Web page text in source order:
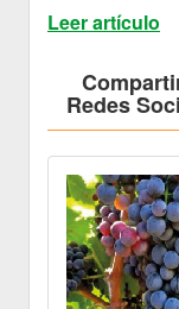
Leer artículo
Redes